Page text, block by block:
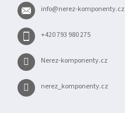
info@nerez-komponenty.cz
+420 793 980 275
Nerez-komponenty.cz
nerez_komponenty.cz